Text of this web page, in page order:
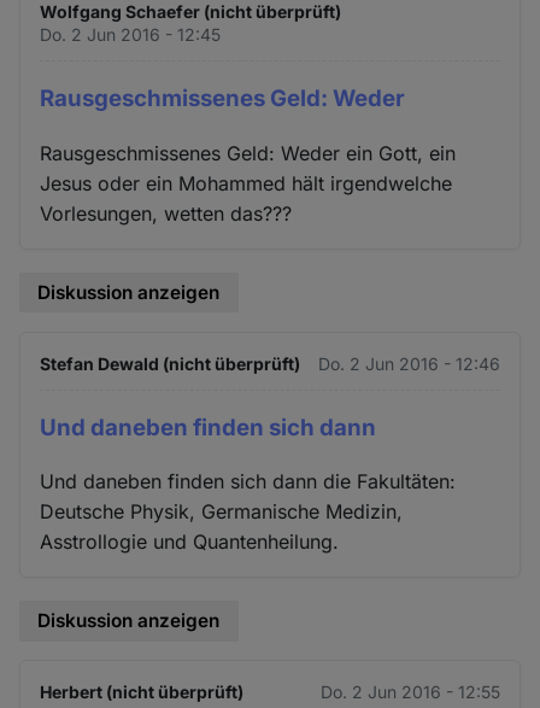
Wolfgang Schaefer (nicht überprüft)
Do. 2 Jun 2016 - 12:45
Rausgeschmissenes Geld: Weder
Rausgeschmissenes Geld: Weder ein Gott, ein
Jesus oder ein Mohammed hält irgendwelche
Vorlesungen, wetten das???
Diskussion anzeigen
Stefan Dewald (nicht überprüft) Do. 2 Jun 2016 - 12:46
Und daneben finden sich dann
Und daneben finden sich dann die Fakultäten:
Deutsche Physik, Germanische Medizin,
Asstrollogie und Quantenheilung.
Diskussion anzeigen
Herbert (nicht überprüft) Do. 2 Jun 2016 - 12:55